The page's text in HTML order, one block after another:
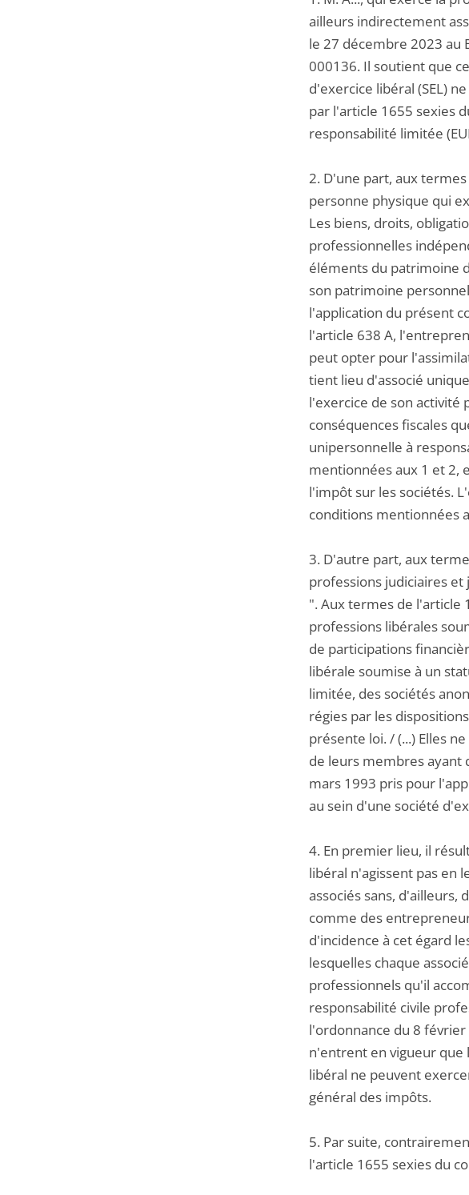
ailleurs indirectement
le 27 décembre 2023 au
000136. Il soutient que
d'exercice libéral (SEL)
par l'article 1655 sexies
responsabilité limitée
2. D'une part, aux
personne physique qui
Les biens, droits,
professionnelles
éléments du patrimoine
son patrimoine
l'application du présent
l'article 638 A,
peut opter pour
tient lieu d'associé
l'exercice de son
conséquences fiscales
unipersonnelle à
mentionnées aux 1 et 2,
l'impôt sur les sociétés.
conditions mentionnées
3. D'autre part, aux
professions judiciaires et
". Aux termes de l'article
professions libérales
de participations
libérale soumise à un
limitée, des sociétés
régies par les
présente loi. / (...) Elles
de leurs membres ayant
mars 1993 pris pour
au sein d'une société
4. En premier lieu, il
libéral n'agissent pas en
associés sans,
comme des
d'incidence à cet égard
lesquelles chaque
professionnels qu'il
responsabilité civile
l'ordonnance du 8
n'entrent en vigueur que
libéral ne peuvent
général des impôts.
5. Par suite,
l'article 1655 sexies du